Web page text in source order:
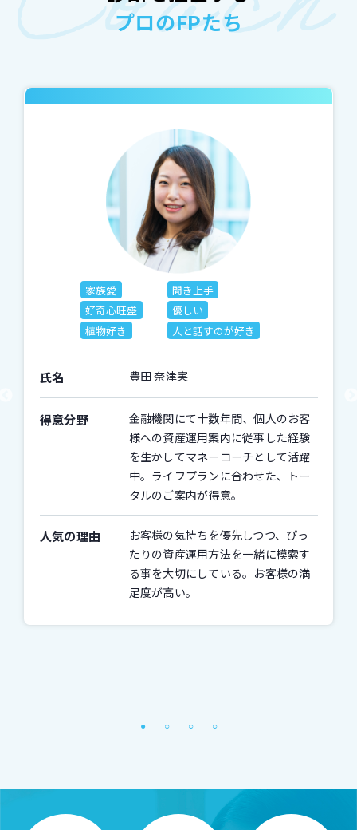
プロのFPたち
家族愛
聞き上手
好奇心旺盛
優しい
植物好き
人と話すのが好き
氏名 豊田 奈津実
得意分野
金融機関にて十数年間、個人のお客
様への資産運用案内に従事した経験
を生かしてマネーコーチとして活躍
中。ライフプランに合わせた、トー
タルのご案内が得意。
人気の理由
お客様の気持ちを優先しつつ、ぴっ
たりの資産運用方法を一緒に模索す
る事を大切にしている。お客様の満
足度が高い。